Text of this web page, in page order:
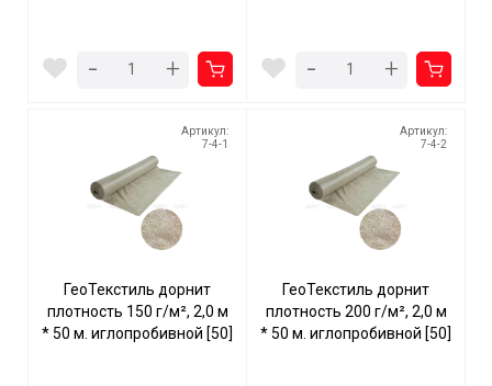
- + - +
Артикул:
7-4-1
ГеоТекстиль дорнит
плотность 150 г/м², 2,0 м
* 50 м. иглопробивной [50]
Артикул:
7-4-2
ГеоТекстиль дорнит
плотность 200 г/м², 2,0 м
* 50 м. иглопробивной [50]